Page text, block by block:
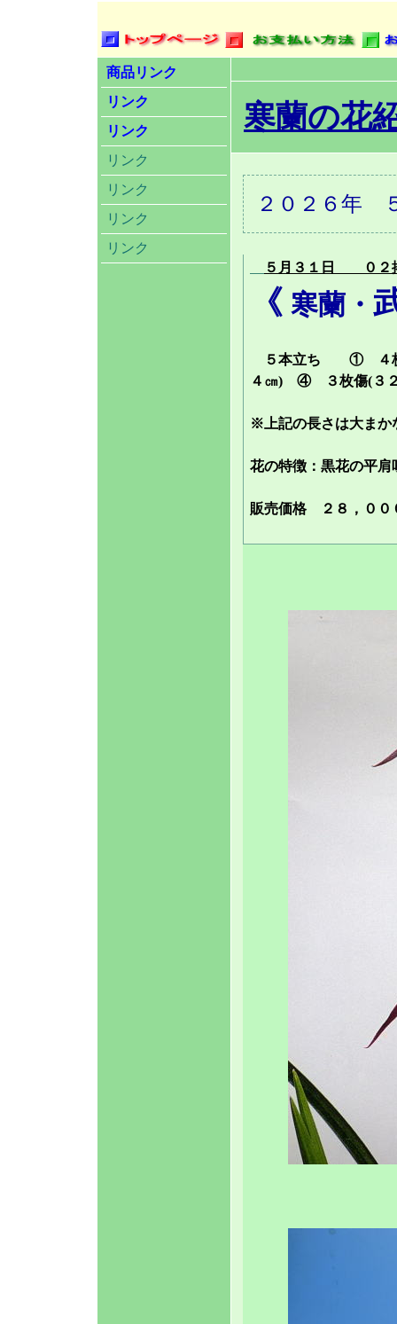
商品リンク
リンク
リンク
リンク
リンク
リンク
リンク
寒蘭の花
２０２６年
５月３１日 ０２
《 寒蘭・
５本立ち ① ４枚
４㎝) ④ ３枚傷(３
※上記の長さは大まか
花の特徴： 黒花の平肩
販売価格 ２８，００